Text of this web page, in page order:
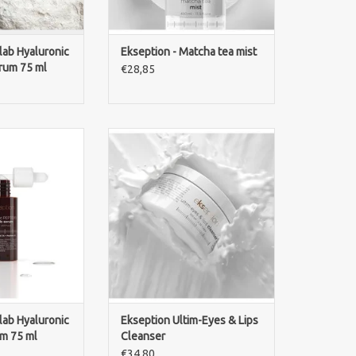
Hyaluronic
75 ml
Ekseption - Matcha tea mist
€28,85
5% peptiden
en
fijne lijntje
WINKELWAGEN
Hyaluronic
75 ml
Ekseption Ultim-Eyes & Lips
Cleanser verwijdert oog- en
lipmake-up effectief en zacht.
Geschikt voor waterproof make-
up en de gevoelige huid.
TOEVOEGEN AAN WINKELWAGEN
Ekseption Ultim-Eyes & Lips
Cleanser